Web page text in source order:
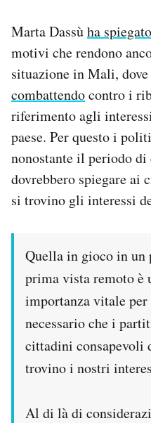
SHOP
CALENDARIO
AREA PERSONALE
Area Personale
Newsletter
Notifiche mobile
Regala il Post
Marta Dassùha spiegato
motivi che rendono
situazione in Mali,
combattendocontro i
riferimento agli
paese. Per questo i
nonostante il periodo di
dovrebbero spiegare ai
si trovino gli interessi
Quella in gioco in un
prima vista remoto è
importanza vitale per
necessario che i
cittadini consapevoli
trovino i nostri
Al di là di